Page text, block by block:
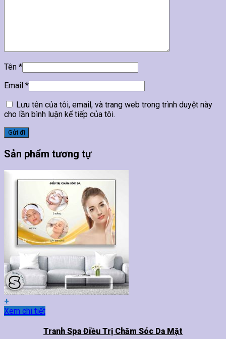
Tên *
Email *
Lưu tên của tôi, email, và trang web trong trình duyệt này
cho lần bình luận kế tiếp của tôi.
Sản phẩm tương tự
+
Sản
Xem chi tiết
Tranh Spa Điều Trị Chăm Sóc Da Mặt